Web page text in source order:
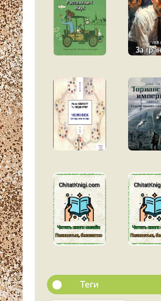
Теги